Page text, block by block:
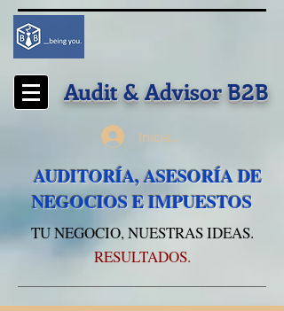
Audit & Advisor B2B
Iniciar sesión
AUDITORÍA, ASESORÍA DE
NEGOCIOS E IMPUESTOS
TU NEGOCIO, NUESTRAS IDEAS.
RESULTADOS.